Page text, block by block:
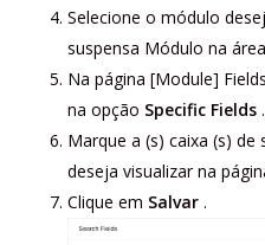
Selecione o módulo
suspensa Módulo na
Na página [Module]
na opção Specific Fields.
Marque a (s) caixa (s)
deseja visualizar na
Clique em Salvar.